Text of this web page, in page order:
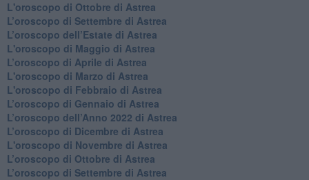
L'oroscopo di Ottobre di Astrea
​L’oroscopo di Settembre di Astrea
​L’oroscopo dell’Estate di Astrea
L'oroscopo di Maggio di Astrea
​L’oroscopo di Aprile di Astrea
L'oroscopo di Marzo di Astrea
L'oroscopo di Febbraio di Astrea
​L’oroscopo di Gennaio di Astrea
​L’oroscopo dell’Anno 2022 di Astrea
​L’oroscopo di Dicembre di Astrea
L'oroscopo di Novembre di Astrea
​L’oroscopo di Ottobre di Astrea
​L’oroscopo di Settembre di Astrea